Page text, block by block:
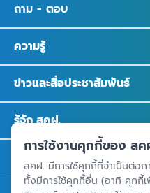
ถาม - ตอบ
ความรู้
ข่าวและสื่อประชาสัมพันธ์
รู้จัก สคฝ.
ติดต่อ สคฝ.
การใช้งานคุกกี้ของ สค
สคฝ. มีการใช้คุกกี้ที่จำเป็นต่อก
ทั้งมีการใช้คุกกี้อื่น (อาทิ คุกกี้เ